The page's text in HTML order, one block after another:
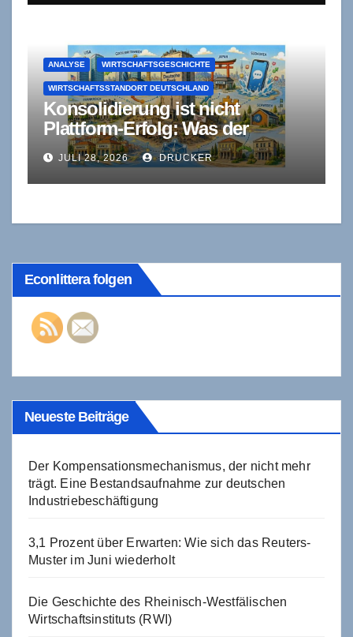
ANALYSE WIRTSCHAFTSGESCHICHTE
WIRTSCHAFTSSTANDORT DEUTSCHLAND
Konsolidierung ist nicht
Plattform-Erfolg: Was der
Ländervergleich über die
deutschen Großbanken verrät
JULI 28, 2026 DRUCKER
Econlittera folgen
Neueste Beiträge
Der Kompensationsmechanismus, der nicht mehr
trägt. Eine Bestandsaufnahme zur deutschen
Industriebeschäftigung
3,1 Prozent über Erwarten: Wie sich das Reuters-
Muster im Juni wiederholt
Die Geschichte des Rheinisch-Westfälischen
Wirtschaftsinstituts (RWI)